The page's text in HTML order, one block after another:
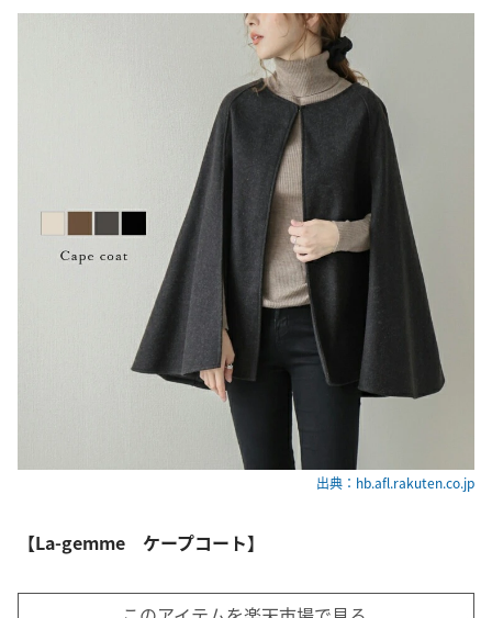
出典：hb.afl.rakuten.co.jp
【La-gemme ケープコート】